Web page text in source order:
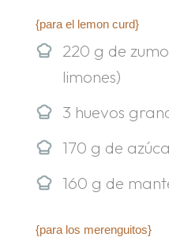
{para el lemon curd}
220 g de
limones)
3 huevos
170 g de
160 g de
{para los merenguitos}